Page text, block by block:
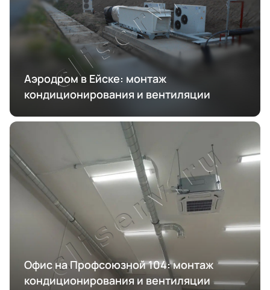
Аэродром в Ейске: монтаж
кондиционирования и вентиляции
Офис на Профсоюзной 104: монтаж
кондиционирования и вентиляции